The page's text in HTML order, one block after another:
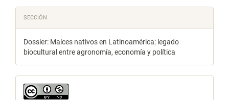
SECCIÓN
Dossier: Maíces nativos en Latinoamérica: legado
biocultural entre agronomía, economía y política